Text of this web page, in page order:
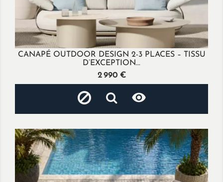
CANAPÉ OUTDOOR DESIGN 2-3 PLACES – TISSU
D’EXCEPTION...
Prix
2 990 €
